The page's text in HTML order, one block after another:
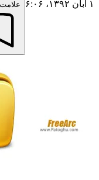
علامت گذاری